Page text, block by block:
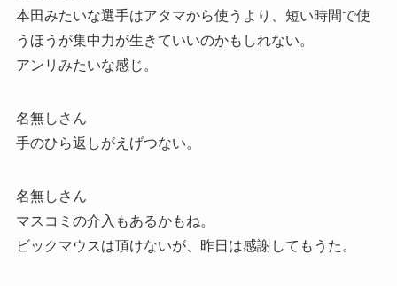
本田みたいな選手はアタマから使うより、短い時間で使
うほうが集中力が生きていいのかもしれない。
アンリみたいな感じ。
名無しさん
手のひら返しがえげつない。
名無しさん
マスコミの介入もあるかもね。
ビックマウスは頂けないが、昨日は感謝してもうた。